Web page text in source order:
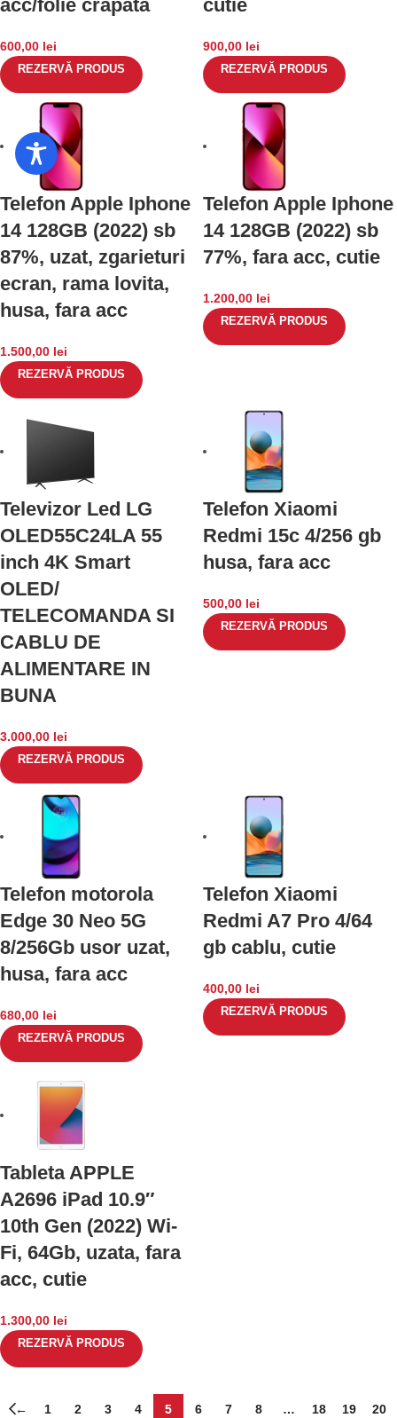
acc/folie crapata
600,00 lei
REZERVĂ PRODUS
cutie
900,00 lei
REZERVĂ PRODUS
Telefon Apple Iphone
14 128GB (2022) sb
87%, uzat, zgarieturi
ecran, rama lovita,
husa, fara acc
1.500,00 lei
REZERVĂ PRODUS
Telefon Apple Iphone
14 128GB (2022) sb
77%, fara acc, cutie
1.200,00 lei
REZERVĂ PRODUS
Televizor Led LG
OLED55C24LA 55
inch 4K Smart
OLED/
TELECOMANDA SI
CABLU DE
ALIMENTARE IN
BUNA
3.000,00 lei
REZERVĂ PRODUS
Telefon Xiaomi
Redmi 15c 4/256 gb
husa, fara acc
500,00 lei
REZERVĂ PRODUS
Telefon motorola
Edge 30 Neo 5G
8/256Gb usor uzat,
husa, fara acc
680,00 lei
REZERVĂ PRODUS
Telefon Xiaomi
Redmi A7 Pro 4/64
gb cablu, cutie
400,00 lei
REZERVĂ PRODUS
Tableta APPLE
A2696 iPad 10.9″
10th Gen (2022) Wi-
Fi, 64Gb, uzata, fara
acc, cutie
1.300,00 lei
REZERVĂ PRODUS
← 1 2 3 4 5 6 7 8 … 18 19 20